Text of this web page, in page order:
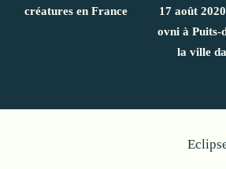
créatures en France
17 août
ovni à Puits-
la ville